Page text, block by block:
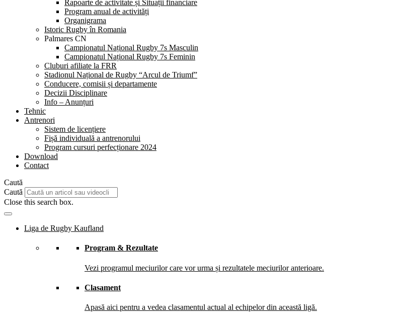
Rapoarte de activitate și Situații financiare
Program anual de activități
Organigrama
Istoric Rugby în Romania
Palmares CN
Campionatul Național Rugby 7s Masculin
Campionatul Național Rugby 7s Feminin
Cluburi afiliate la FRR
Stadionul Național de Rugby “Arcul de Triumf”
Conducere, comisii și departamente
Decizii Disciplinare
Info – Anunțuri
Tehnic
Antrenori
Sistem de licențiere
Fișă individuală a antrenorului
Program cursuri perfecționare 2024
Download
Contact
Caută
Caută
Close this search box.
Liga de Rugby Kaufland
Program & Rezultate
Vezi programul meciurilor care vor urma și rezultatele meciurilor anterioare.
Clasament
Apasă aici pentru a vedea clasamentul actual al echipelor din această ligă.